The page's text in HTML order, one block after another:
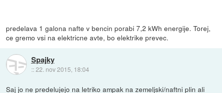
predelava 1 galona nafte v bencin porabi 7,2 kWh energije. Torej,
ce gremo vsi na elektricne avte, bo elektrike prevec.
Spajky
::22. nov 2015, 18:04
Saj jo ne predelujejo na letriko ampak na zemeljski/naftni plin ali